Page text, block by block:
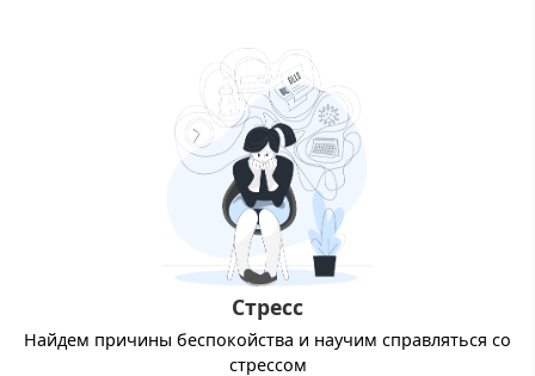
Стресс
Найдем причины беспокойства и научим справляться со
стрессом